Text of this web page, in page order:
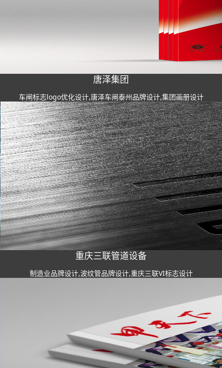
唐泽集团
车闸标志logo优化设计,唐泽车闸泰州品牌设计,集团画册设计
重庆三联管道设备
制造业品牌设计,波纹管品牌设计,重庆三联VI标志设计